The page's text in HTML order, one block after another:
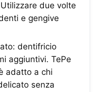
due volte
e gengive
dentifricio
aggiuntivi. TePe
adatto a chi
senza